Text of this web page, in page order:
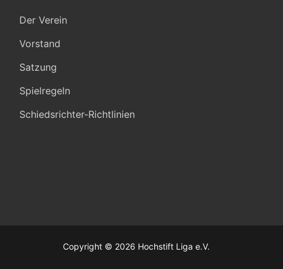
Der Verein
Vorstand
Satzung
Spielregeln
Schiedsrichter-Richtlinien
Copyright © 2026 Hochstift Liga e.V.